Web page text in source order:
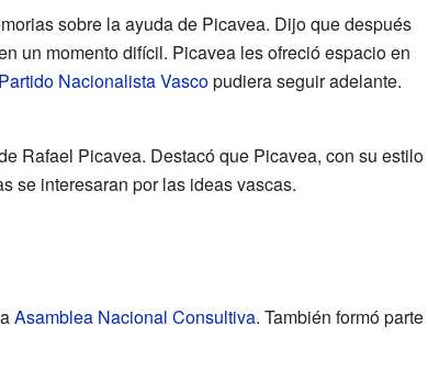
sobre la ayuda de Picavea. Dijo que después
un momento difícil. Picavea les ofreció espacio en
Partido Nacionalista Vascopudiera seguir adelante.
Rafael Picavea. Destacó que Picavea, con su estilo
se interesaran por las ideas vascas.
Asamblea Nacional Consultiva. También formó parte